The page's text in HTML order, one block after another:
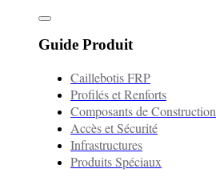
Guide Produit
Caillebotis FRP
Profilés et Renforts
Composants de Construction
Accès et Sécurité
Infrastructures
Produits Spéciaux